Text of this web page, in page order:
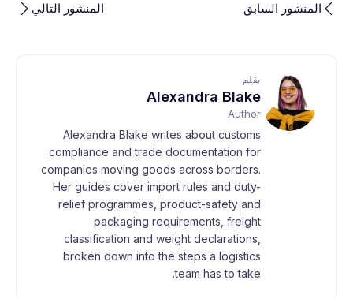
المنشور السابق المنشور التالي
بقلم
Alexandra Blake
Author
Alexandra Blake writes about customs
compliance and trade documentation for
companies moving goods across borders.
Her guides cover import rules and duty-
relief programmes, product-safety and
packaging requirements, freight
classification and weight declarations,
broken down into the steps a logistics
team has to take.